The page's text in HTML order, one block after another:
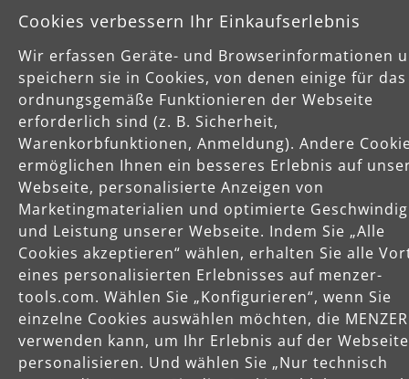
Käuferschutz
Servicezeiten
Mo-Do: 8-16 Uhr
Fr: 8-14 Uhr
Produkte
Service
Unternehmen
Cookies verbessern Ihr Einkaufserlebnis
Wir erfassen Geräte- und Browserinformationen
speichern sie in Cookies, von denen einige für das
ordnungsgemäße Funktionieren der Webseite
erforderlich sind (z. B. Sicherheit,
Warenkorbfunktionen, Anmeldung). Andere
ermöglichen Ihnen ein besseres Erlebnis auf
Webseite, personalisierte Anzeigen von
Marketingmaterialien und optimierte
und Leistung unserer Webseite. Indem Sie „Alle
Cookies akzeptieren“ wählen, erhalten Sie alle
eines personalisierten Erlebnisses auf menzer-
tools.com. Wählen Sie „Konfigurieren“, wenn Sie
einzelne Cookies auswählen möchten, die MENZER
verwenden kann, um Ihr Erlebnis auf der
personalisieren. Und wählen Sie „Nur technisch